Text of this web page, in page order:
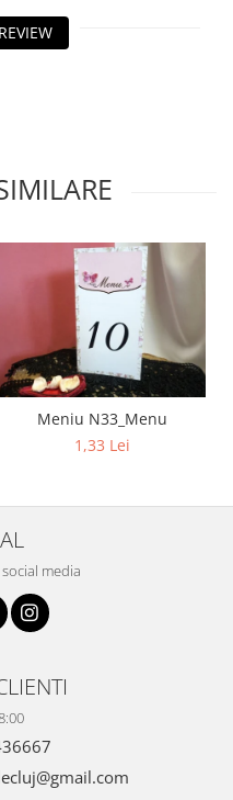
Meniu N33_Menu
1,33 Lei
media